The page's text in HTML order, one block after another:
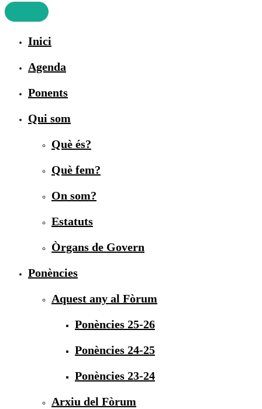
Inici
Agenda
Ponents
Qui som
Què és?
Què fem?
On som?
Estatuts
Òrgans de Govern
Ponències
Aquest any al Fòrum
Ponències 25-26
Ponències 24-25
Ponències 23-24
Arxiu del Fòrum